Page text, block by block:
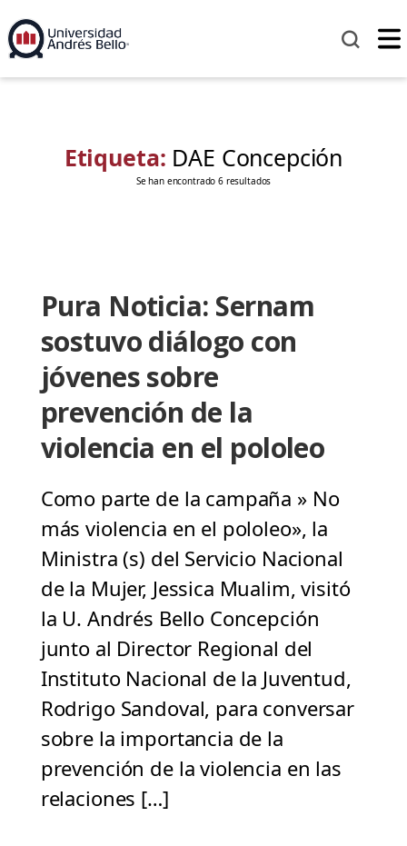
Etiqueta: DAE Concepción
Se han encontrado 6 resultados
Pura Noticia: Sernam
sostuvo diálogo con
jóvenes sobre
prevención de la
violencia en el pololeo
Como parte de la campaña » No
más violencia en el pololeo», la
Ministra (s) del Servicio Nacional
de la Mujer, Jessica Mualim, visitó
la U. Andrés Bello Concepción
junto al Director Regional del
Instituto Nacional de la Juventud,
Rodrigo Sandoval, para conversar
sobre la importancia de la
prevención de la violencia en las
relaciones […]